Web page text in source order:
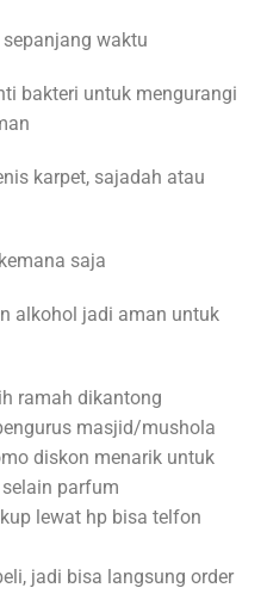
waktu
bakteri untuk mengurangi
karpet, sajadah atau
saja
alkohol jadi aman untuk
ramah dikantong
masjid/mushola
diskon menarik untuk
parfum
lewat hp bisa telfon
jadi bisa langsung order